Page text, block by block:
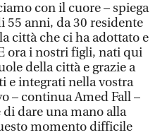
con il cuore – spiega
55 anni, da 30 residente
città che ci ha adottato e
ora i nostri figli, nati qui
della città e grazie a
e integrati nella vostra
– continua Amed Fall –
di dare una mano alla
momento difficile